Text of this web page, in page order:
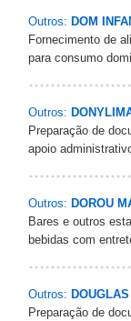
Outros: DOM
Fornecimento de
para consumo
Outros:
Preparação de
apoio
Outros: DOROU
Bares e outros
bebidas com
Outros:
Preparação de